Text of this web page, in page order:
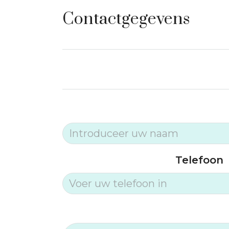
Contactgegevens
Telefoon